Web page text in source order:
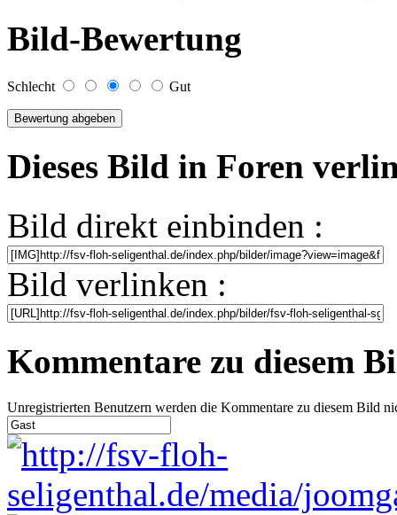
Bild-Bewertung
Schlecht Gut
Dieses Bild in Foren
Bild direkt einbinden :
Bild verlinken :
Kommentare zu diesem
Unregistrierten Benutzern werden die Kommentare zu diesem Bild